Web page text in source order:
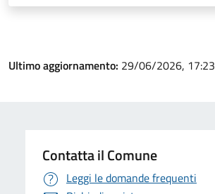
Ultimo aggiornamento: 29/06/2026, 17:23
Contatta il Comune
Leggi le domande frequenti